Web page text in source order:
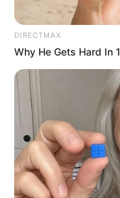
Why this ordinary
best every day
DIRECTMAX
Why He Gets Hard In